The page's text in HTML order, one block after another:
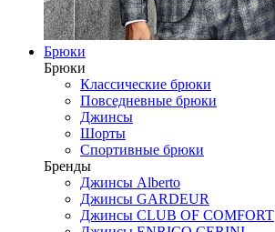
Брюки
Брюки
Классические брюки
Повседневные брюки
Джинсы
Шорты
Спортивные брюки
Бренды
Джинсы Alberto
Джинсы GARDEUR
Джинсы CLUB OF COMFORT